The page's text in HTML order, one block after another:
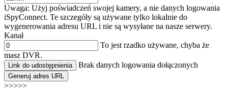
Uwaga: Użyj poświadczeń swojej kamery, a nie danych logowania
iSpyConnect. Te szczegóły są używane tylko lokalnie do
wygenerowania adresu URL i nie są wysyłane na nasze serwery.
Kanał
To jest rzadko używane, chyba że
masz DVR.
Link do udostępnienia Brak danych logowania dołączonych
Generuj adres URL
>>>>>